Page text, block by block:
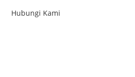
Hubungi Kami